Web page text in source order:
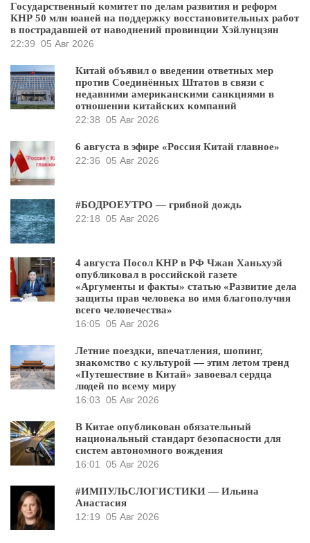
Государственный комитет по делам развития и реформ
КНР 50 млн юаней на поддержку восстановительных работ
в пострадавшей от наводнений провинции Хэйлунцзян
22:39 05 Авг 2026
Китай объявил о введении ответных мер
против Соединённых Штатов в связи с
недавними американскими санкциями в
отношении китайских компаний
22:38 05 Авг 2026
6 августа в эфире «Россия Китай главное»
22:36 05 Авг 2026
#БОДРОЕУТРО — грибной дождь
22:18 05 Авг 2026
4 августа Посол КНР в РФ Чжан Ханьхуэй
опубликовал в российской газете
«Аргументы и факты» статью «Развитие дела
защиты прав человека во имя благополучия
всего человечества»
16:05 05 Авг 2026
Летние поездки, впечатления, шопинг,
знакомство с культурой — этим летом тренд
«Путешествие в Китай» завоевал сердца
людей по всему миру
16:03 05 Авг 2026
В Китае опубликован обязательный
национальный стандарт безопасности для
систем автономного вождения
16:01 05 Авг 2026
#ИМПУЛЬСЛОГИСТИКИ — Ильина
Анастасия
12:19 05 Авг 2026